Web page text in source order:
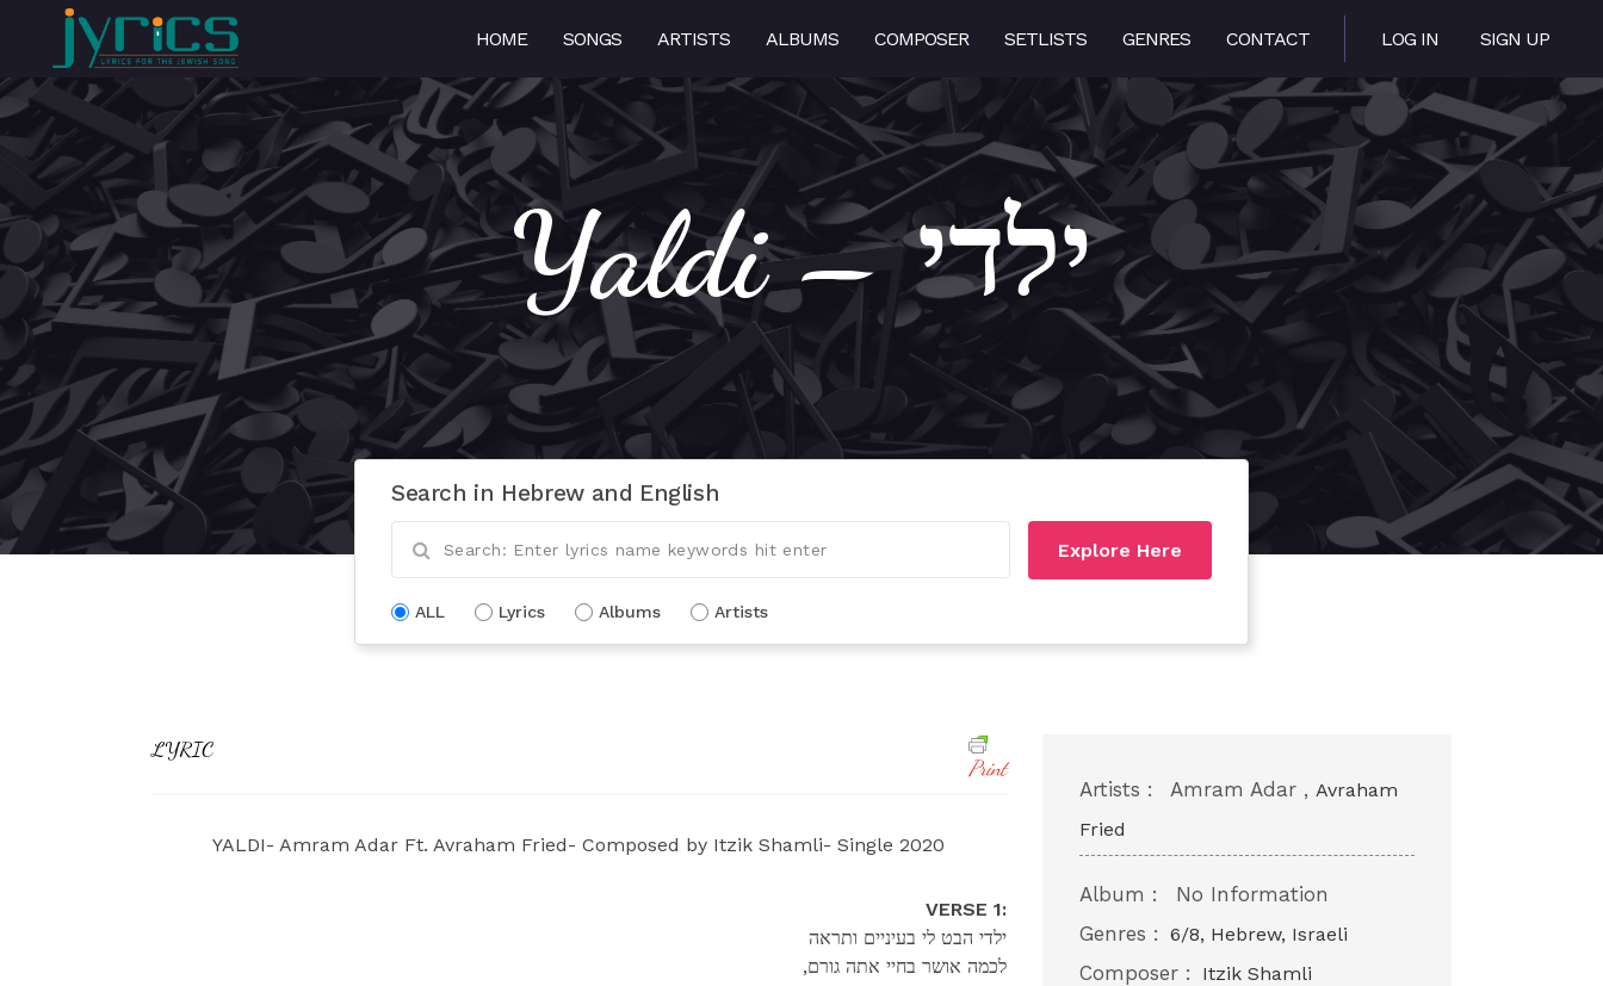
HOME SONGS ARTISTS ALBUMS COMPOSER SETLISTS GENRES CONTACT LOG IN SIGN UP
Yaldi – ילדי
Search in Hebrew and English
Explore Here
ALL Lyrics Albums Artists
LYRIC
Print
YALDI- Amram Adar Ft. Avraham Fried- Composed by Itzik Shamli- Single 2020
VERSE 1:
ילדי הבט לי בעיניים ותראה
,לכמה אושר בחיי אתה גורם
Artists : Amram Adar , Avraham
Fried
Album :
No Information
Genres : 6/8, Hebrew, Israeli
Composer : Itzik Shamli